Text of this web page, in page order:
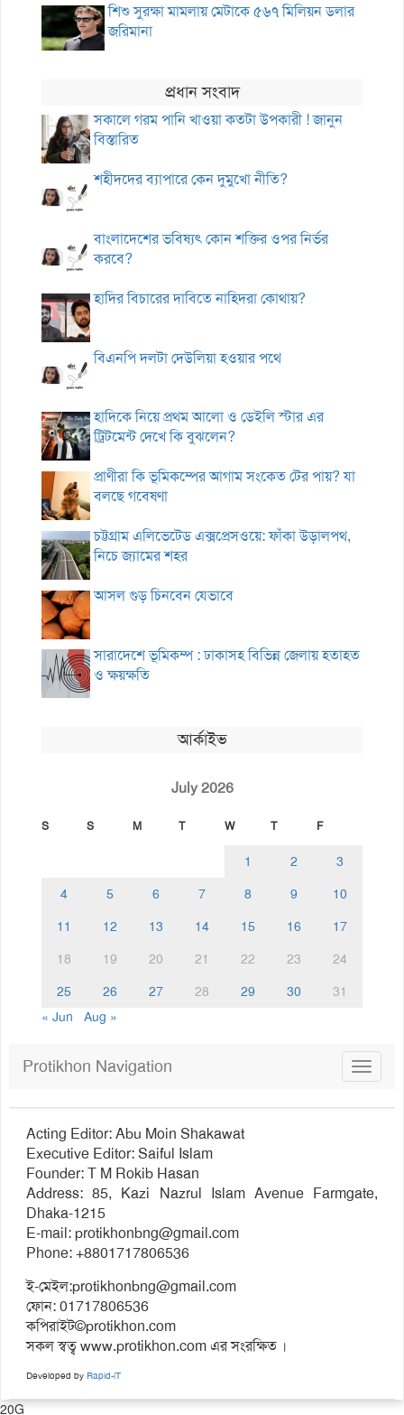
শিশু সুরক্ষা মামলায় মেটাকে ৫৬৭ মিলিয়ন ডলার
জরিমানা
প্রধান সংবাদ
সকালে গরম পানি খাওয়া কতটা উপকারী ! জানুন
বিস্তারিত
শহীদদের ব্যাপারে কেন দুমুখো নীতি?
বাংলাদেশের ভবিষ্যৎ কোন শক্তির ওপর নির্ভর
করবে?
হাদির বিচারের দাবিতে নাহিদরা কোথায়?
বিএনপি দলটা দেউলিয়া হওয়ার পথে
হাদিকে নিয়ে প্রথম আলো ও ডেইলি স্টার এর
ট্রিটমেন্ট দেখে কি বুঝলেন?
প্রাণীরা কি ভূমিকম্পের আগাম সংকেত টের পায়? যা
বলছে গবেষণা
চট্টগ্রাম এলিভেটেড এক্সপ্রেসওয়ে: ফাঁকা উড়ালপথ,
নিচে জ্যামের শহর
আসল গুড় চিনবেন যেভাবে
সারাদেশে ভূমিকম্প : ঢাকাসহ বিভিন্ন জেলায় হতাহত
ও ক্ষয়ক্ষতি
আর্কাইভ
July 2026
S S M T W T F
1 2
3
4
5 6 7 8 9
10
11
12 13 14 15 16
17
18
19 20 21 22 23
24
25
26 27 28 29 30
31
« Jun
Aug »
Toggle
Protikhon Navigation
Acting Editor: Abu Moin Shakawat
Executive Editor: Saiful Islam
Founder: T M Rokib Hasan
Address: 85, Kazi Nazrul Islam Avenue Farmgate,
Dhaka-1215
E-mail:protikhonbng@gmail.com
Phone: +8801717806536
ই-মেইল:protikhonbng@gmail.com
ফোন: 01717806536
কপিরাইট©protikhon.com
সকল স্বত্ব www.protikhon.com এর সংরক্ষিত ।
Developed by Rapid-iT
20G